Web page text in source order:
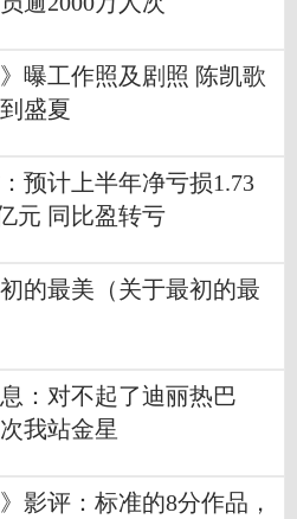
》曝工作照及剧照 陈凯歌
盛夏
预计上半年净亏损1.73
元 同比盈转亏
的最美（关于最初的最
：对不起了迪丽热巴
我站金星
》影评：标准的8分作品，